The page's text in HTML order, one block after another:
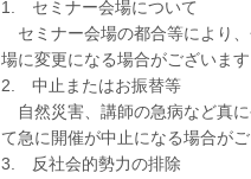
1. セミナー会場について
セミナー会場の都合等により
場に変更になる場合がございま
2. 中止またはお振替等
自然災害、講師の急病など真
て急に開催が中止になる場合が
3. 反社会的勢力の排除